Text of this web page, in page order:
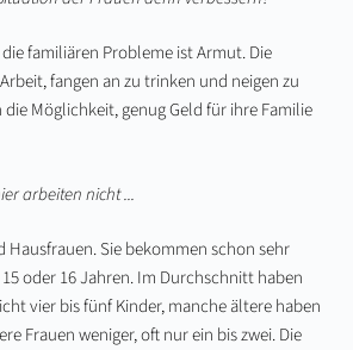
die familiären Probleme ist Armut. Die
fangen an zu trinken und neigen zu
Möglichkeit, genug Geld für ihre Familie
arbeiten nicht ...
Hausfrauen. Sie bekommen schon sehr
oder 16 Jahren. Im Durchschnitt haben
vier bis fünf Kinder, manche ältere haben
Frauen weniger, oft nur ein bis zwei. Die